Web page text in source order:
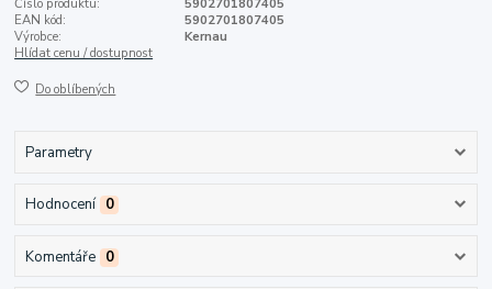
Číslo produktu:
5902701807405
EAN kód:
5902701807405
Výrobce:
Kernau
Hlídat cenu / dostupnost
Do oblíbených
Parametry
Hodnocení 0
Komentáře 0